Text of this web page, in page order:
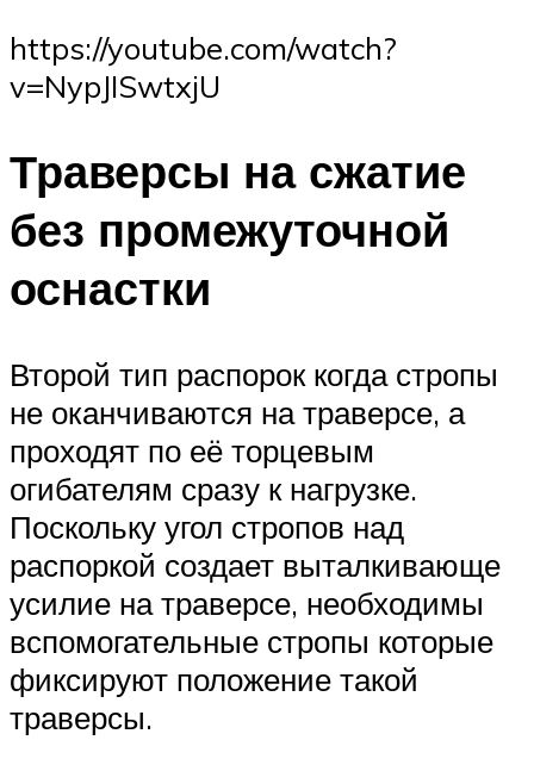
https://youtube.com/watch?
v=NypJISwtxjU
Траверсы на сжатие
без промежуточной
оснастки
Второй тип распорок когда стропы
не оканчиваются на траверсе, а
проходят по её торцевым
огибателям сразу к нагрузке.
Поскольку угол стропов над
распоркой создает выталкивающе
усилие на траверсе, необходимы
вспомогательные стропы которые
фиксируют положение такой
траверсы.